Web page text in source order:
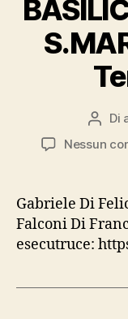
Di
Nessun
Gabriele Di
Falconi Di
esecutruce: